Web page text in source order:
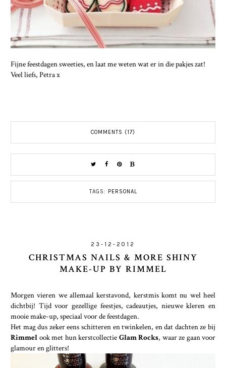
Fijne feestdagen sweeties, en laat me weten wat er in die pakjes zat!
Veel liefs, Petra x
COMMENTS (17)
TAGS: PERSONAL
23-12-2012
CHRISTMAS NAILS & MORE SHINY
MAKE-UP BY RIMMEL
Morgen vieren we allemaal kerstavond, kerstmis komt nu wel heel
dichtbij! Tijd voor gezellige feestjes, cadeautjes, nieuwe kleren en
mooie make-up, speciaal voor de feestdagen.
Het mag dus zeker eens schitteren en twinkelen, en dat dachten ze bij
Rimmel ook met hun kerstcollectie Glam Rocks, waar ze gaan voor
glamour en glitters!